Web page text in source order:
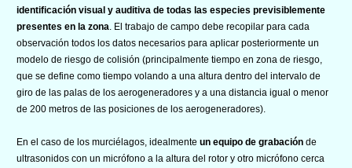
identificación visual y auditiva de todas las especies previsiblemente
presentes en la zona . El trabajo de campo debe recopilar para cada
observación todos los datos necesarios para aplicar posteriormente un
modelo de riesgo de colisión (principalmente tiempo en zona de riesgo,
que se define como tiempo volando a una altura dentro del intervalo de
giro de las palas de los aerogeneradores y a una distancia igual o menor
de 200 metros de las posiciones de los aerogeneradores).
En el caso de los murciélagos, idealmente un equipo de grabación de
ultrasonidos con un micrófono a la altura del rotor y otro micrófono cerca